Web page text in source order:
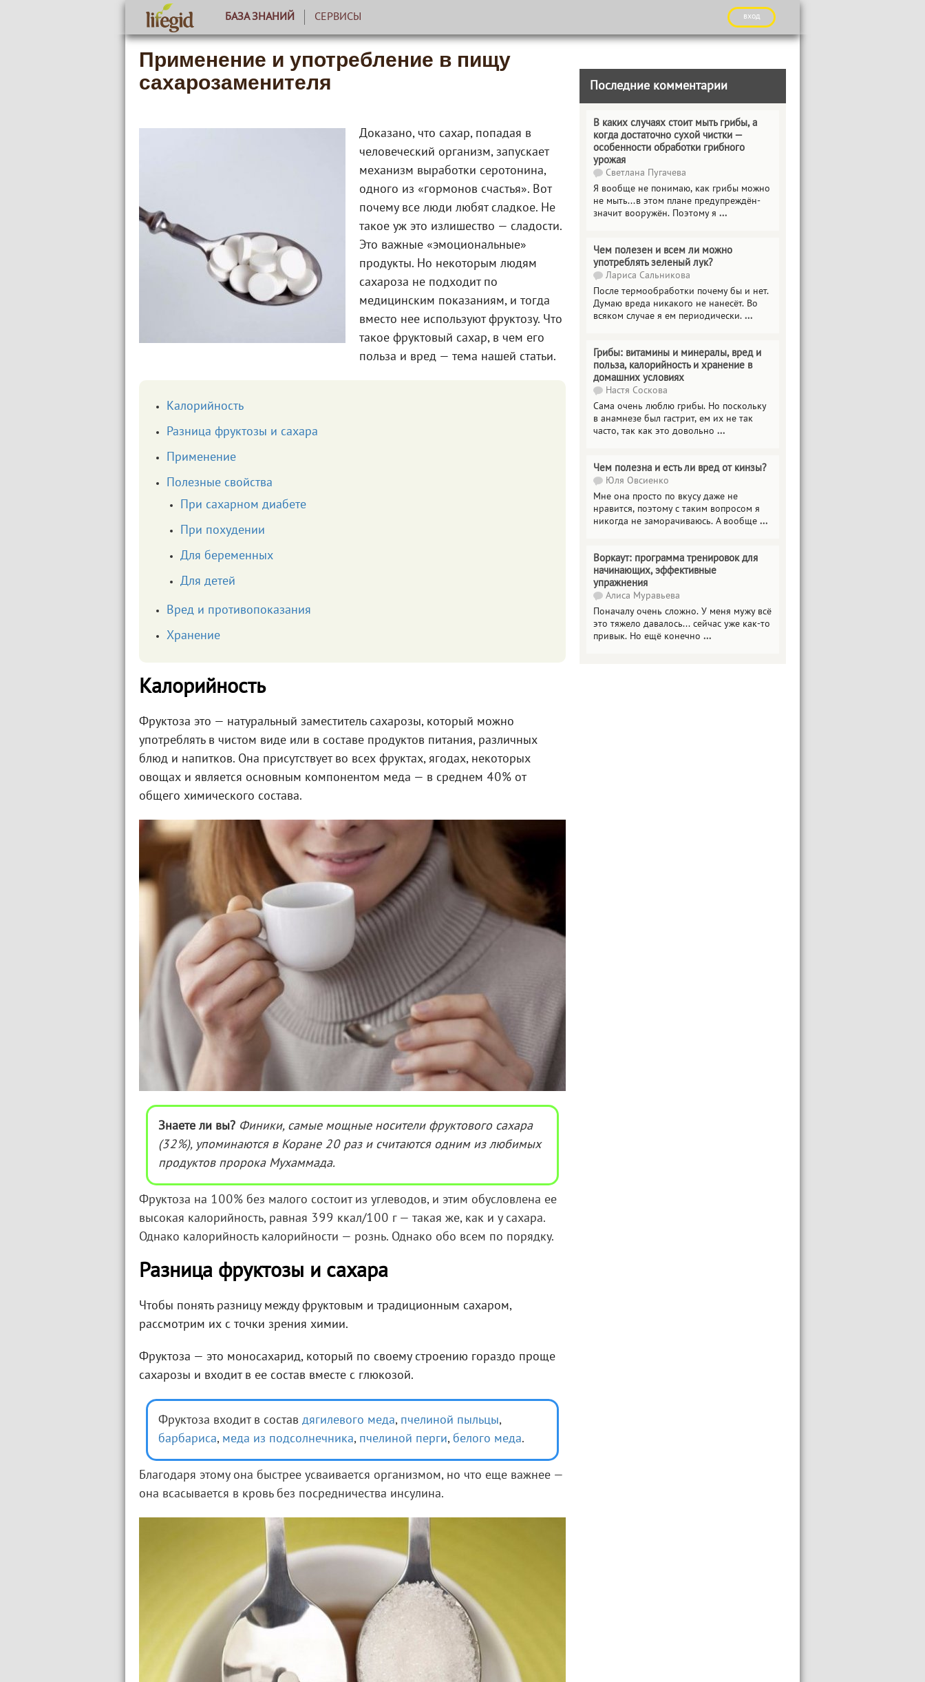
БАЗА ЗНАНИЙ СЕРВИСЫ вход
Применение и употребление в пищу
сахарозаменителя
Доказано, что сахар, попадая в
человеческий организм, запускает
механизм выработки серотонина,
одного из «гормонов счастья». Вот
почему все люди любят сладкое. Не
такое уж это излишество — сладости.
Это важные «эмоциональные»
продукты. Но некоторым людям
сахароза не подходит по
медицинским показаниям, и тогда
вместо нее используют фруктозу. Что
такое фруктовый сахар, в чем его
польза и вред — тема нашей статьи.
Калорийность
Разница фруктозы и сахара
Применение
Полезные свойства
При сахарном диабете
При похудении
Для беременных
Для детей
Вред и противопоказания
Хранение
Калорийность
Фруктоза это — натуральный заместитель сахарозы, который можно
употреблять в чистом виде или в составе продуктов питания, различных
блюд и напитков. Она присутствует во всех фруктах, ягодах, некоторых
овощах и является основным компонентом меда — в среднем 40% от
общего химического состава.
Знаете ли вы? Финики, самые мощные носители фруктового сахара
(32%), упоминаются в Коране 20 раз и считаются одним из любимых
продуктов пророка Мухаммада.
Фруктоза на 100% без малого состоит из углеводов, и этим обусловлена ее
высокая калорийность, равная 399 ккал/100 г — такая же, как и у сахара.
Однако калорийность калорийности — рознь. Однако обо всем по порядку.
Разница фруктозы и сахара
Чтобы понять разницу между фруктовым и традиционным сахаром,
рассмотрим их с точки зрения химии.
Фруктоза — это моносахарид, который по своему строению гораздо проще
сахарозы и входит в ее состав вместе с глюкозой.
Фруктоза входит в состав дягилевого меда, пчелиной пыльцы,
барбариса, меда из подсолнечника, пчелиной перги, белого меда.
Благодаря этому она быстрее усваивается организмом, но что еще важнее —
она всасывается в кровь без посредничества инсулина.
Последние комментарии
В каких случаях стоит мыть грибы, а
когда достаточно сухой чистки —
особенности обработки грибного
урожая
Светлана Пугачева
Я вообще не понимаю, как грибы можно
не мыть...в этом плане предупреждён-
значит вооружён. Поэтому я ...
Чем полезен и всем ли можно
употреблять зеленый лук?
Лариса Сальникова
После термообработки почему бы и нет.
Думаю вреда никакого не нанесёт. Во
всяком случае я ем периодически. ...
Грибы: витамины и минералы, вред и
польза, калорийность и хранение в
домашних условиях
Настя Соскова
Сама очень люблю грибы. Но поскольку
в анамнезе был гастрит, ем их не так
часто, так как это довольно ...
Чем полезна и есть ли вред от кинзы?
Юля Овсиенко
Мне она просто по вкусу даже не
нравится, поэтому с таким вопросом я
никогда не заморачиваюсь. А вообще ...
Воркаут: программа тренировок для
начинающих, эффективные
упражнения
Алиса Муравьева
Поначалу очень сложно. У меня мужу всё
это тяжело давалось... сейчас уже как-то
привык. Но ещё конечно ...